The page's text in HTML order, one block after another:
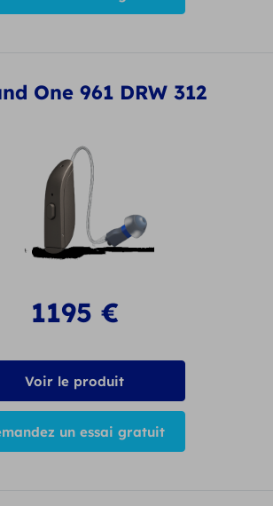
One 961 DRW 312
1195 €
Voir le produit
un essai gratuit